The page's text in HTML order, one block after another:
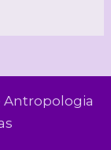
Antropologia